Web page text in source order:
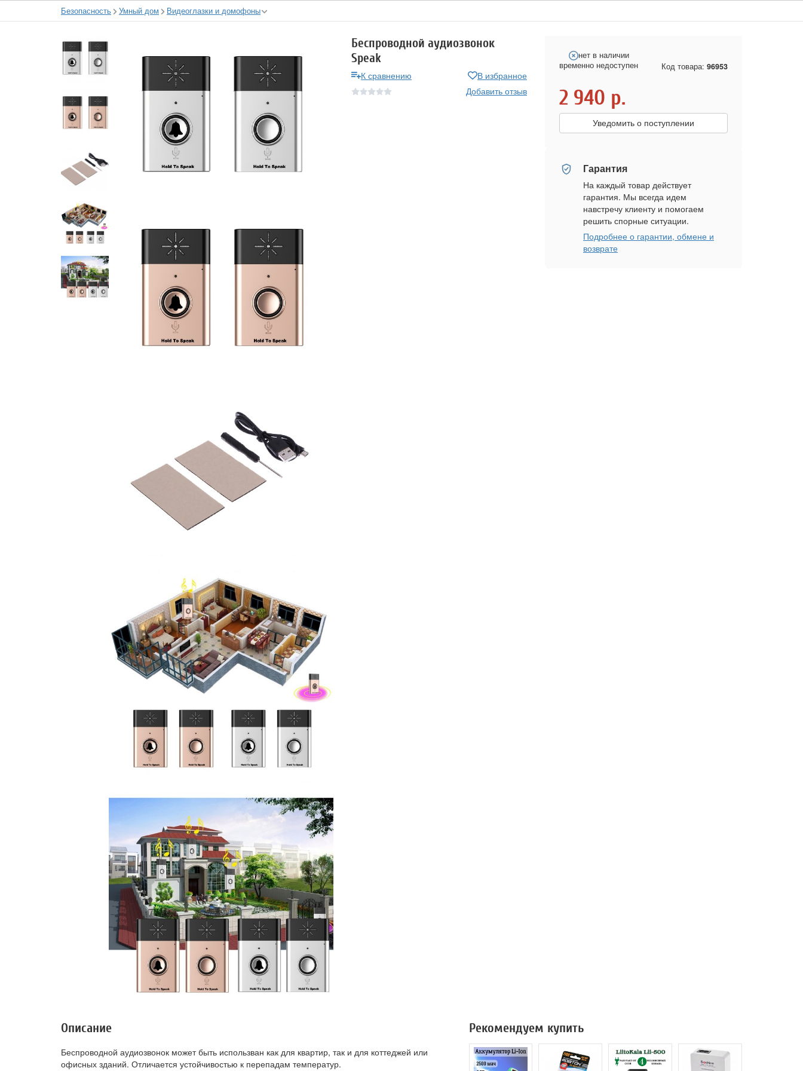
Безопасность Умный дом Видеоглазки и домофоны
Беспроводной аудиозвонок
Speak
К сравнению
В избранное
Добавить отзыв
нет в наличии
временно недоступен
Код товара: 96953
2 940 р.
Уведомить о поступлении
Гарантия
На каждый товар действует
гарантия. Мы всегда идем
навстречу клиенту и помогаем
решить спорные ситуации.
Подробнее о гарантии, обмене и
возврате
Описание
Беспроводной аудиозвонок может быть использван как для квартир, так и для коттеджей или
офисных зданий. Отличается устойчивостью к перепадам температур.
Рекомендуем купить